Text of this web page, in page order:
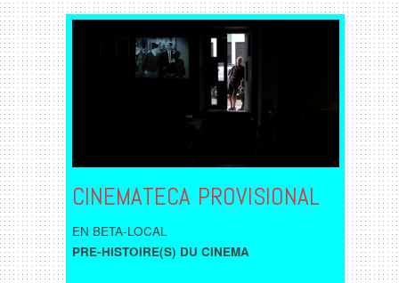
CINEMATECA PROVISIONAL
EN BETA-LOCAL
PRE-HISTOIRE(S) DU CINEMA